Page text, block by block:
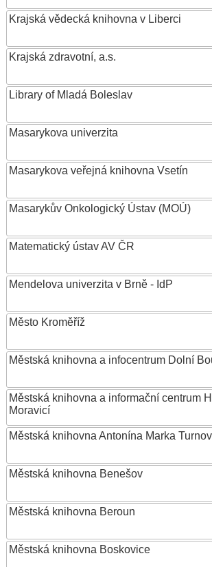
Krajská vědecká knihovna v Liberci
Krajská zdravotní, a.s.
Library of Mladá Boleslav
Masarykova univerzita
Masarykova veřejná knihovna Vsetín
Masarykův Onkologický Ústav (MOÚ)
Matematický ústav AV ČR
Mendelova univerzita v Brně - IdP
Město Kroměříž
Městská knihovna a infocentrum Dolní
Městská knihovna a informační centrum
Moravicí
Městská knihovna Antonína Marka Turnov
Městská knihovna Benešov
Městská knihovna Beroun
Městská knihovna Boskovice